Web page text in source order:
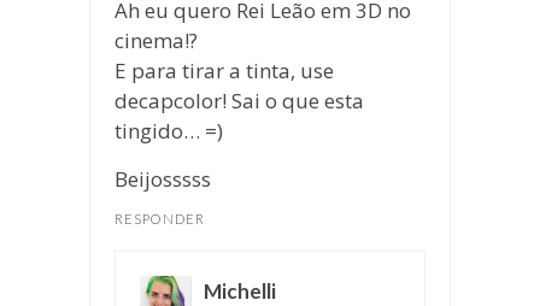
Ah eu quero Rei Leão em 3D no
cinema!?
E para tirar a tinta, use
decapcolor! Sai o que esta
tingido… =)
Beijosssss
RESPONDER
Michelli